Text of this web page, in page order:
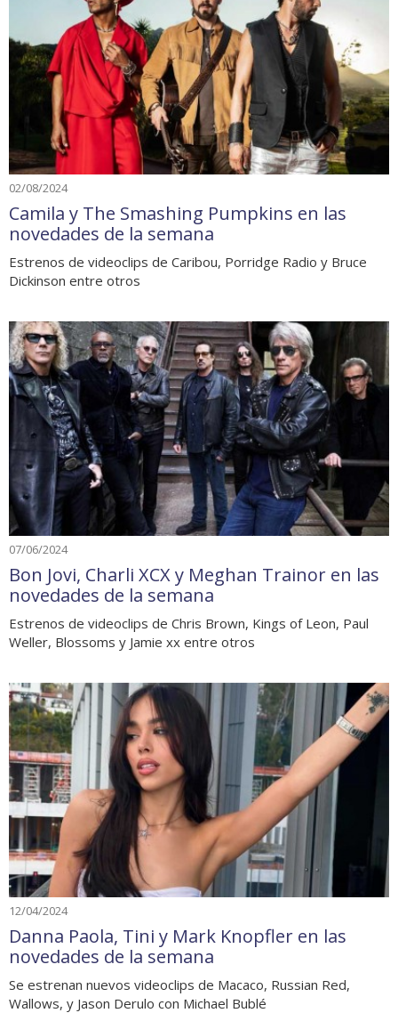
02/08/2024
Camila y The Smashing Pumpkins en las
novedades de la semana
Estrenos de videoclips de Caribou, Porridge Radio y Bruce
Dickinson entre otros
07/06/2024
Bon Jovi, Charli XCX y Meghan Trainor en las
novedades de la semana
Estrenos de videoclips de Chris Brown, Kings of Leon, Paul
Weller, Blossoms y Jamie xx entre otros
12/04/2024
Danna Paola, Tini y Mark Knopfler en las
novedades de la semana
Se estrenan nuevos videoclips de Macaco, Russian Red,
Wallows, y Jason Derulo con Michael Bublé